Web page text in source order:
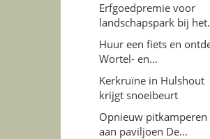
Erfgoedpremie voor
landschapspark bij
Huur een fiets en
Wortel- en...
Kerkruïne in Hulshout
krijgt snoeibeurt
Opnieuw pitkamperen
aan paviljoen De...